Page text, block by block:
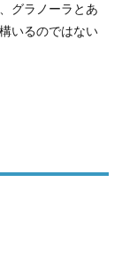
グラノーラとあ
いるのではない